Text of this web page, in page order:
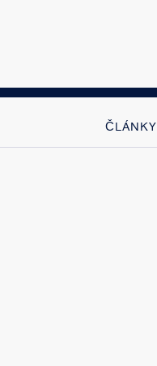
ČLÁNKY